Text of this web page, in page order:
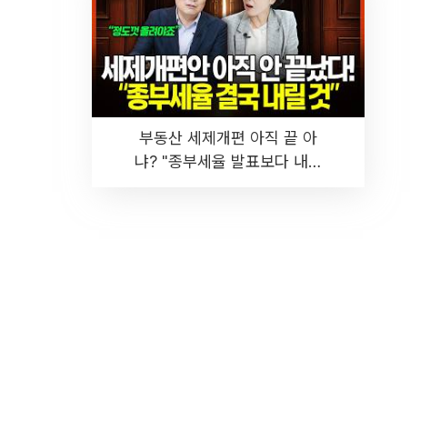
부동산 세제개편 아직 끝 아
냐? "종부세율 발표보다 내릴